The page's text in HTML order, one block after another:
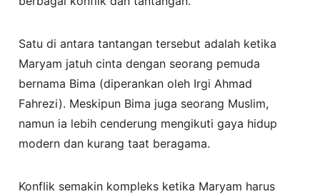
Satu di antara tantangan tersebut adalah ketika
Maryam jatuh cinta dengan seorang pemuda
bernama Bima (diperankan oleh Irgi Ahmad
Fahrezi). Meskipun Bima juga seorang Muslim,
namun ia lebih cenderung mengikuti gaya hidup
modern dan kurang taat beragama.
Konflik semakin kompleks ketika Maryam harus